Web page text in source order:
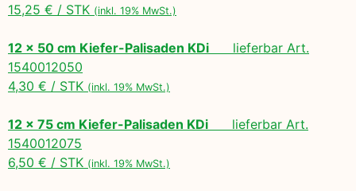
15,25 € / STK (inkl. 19% MwSt.)
12 x 50 cm Kiefer-Palisaden KDi lieferbar Art.
1540012050
4,30 € / STK (inkl. 19% MwSt.)
12 x 75 cm Kiefer-Palisaden KDi lieferbar Art.
1540012075
6,50 € / STK (inkl. 19% MwSt.)